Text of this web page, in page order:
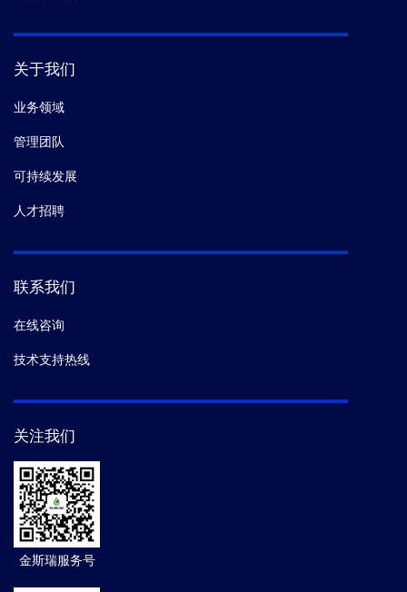
关于我们
业务领域
管理团队
可持续发展
人才招聘
联系我们
在线咨询
技术支持热线
关注我们
金斯瑞服务号